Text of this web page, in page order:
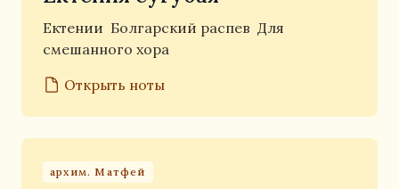
Ектении Болгарский распев Для
смешанного хора
Открыть ноты
архим. Матфей